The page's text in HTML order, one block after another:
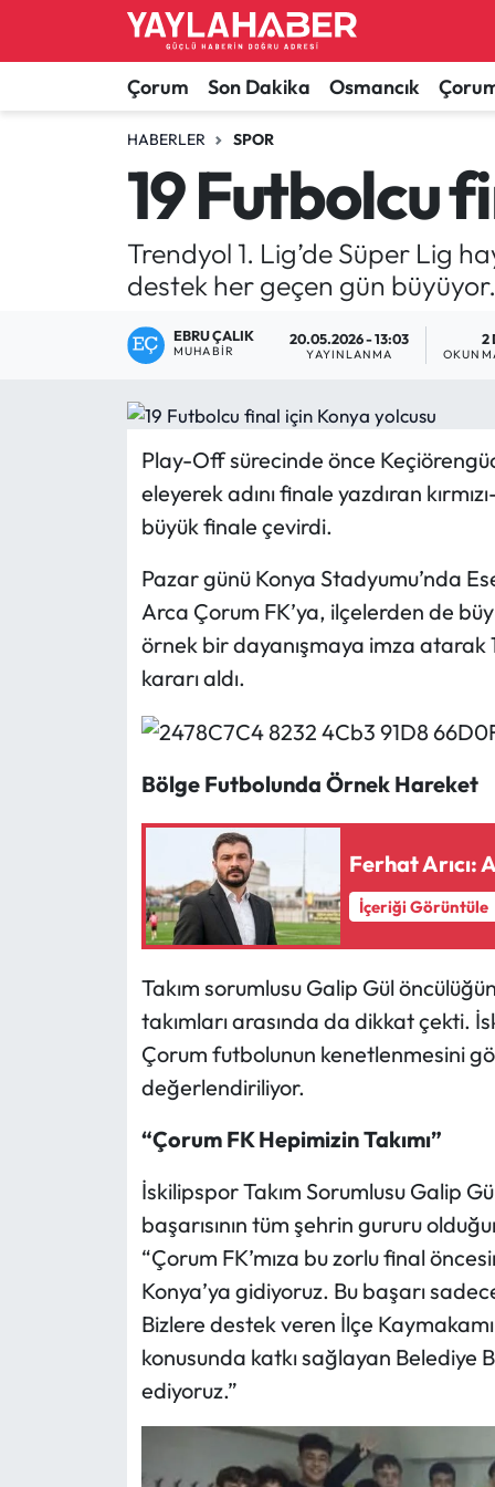
Çorum Son Dakika Osmancık
HABERLER SPOR
19 Futbolcu
Trendyol 1. Lig’de Süper Lig
destek her geçen gün büyüyor.
EBRU ÇALIK
MUHABIR
20.05.2026 - 13:03
YAYINLANMA
2
Play-Off sürecinde önce
eleyerek adını finale yazdıran
büyük finale çevirdi.
Pazar günü Konya Stadyumu’nda
Arca Çorum FK’ya, ilçelerden de
örnek bir dayanışmaya imza atarak
kararı aldı.
Bölge Futbolunda Örnek Hareket
Ferhat Arıcı:
İçeriği Görüntüle
Takım sorumlusu Galip Gül
takımları arasında da dikkat çekti.
Çorum futbolunun kenetlenmesini
değerlendiriliyor.
“Çorum FK Hepimizin Takımı”
İskilipspor Takım Sorumlusu Galip
başarısının tüm şehrin gururu
“Çorum FK’mıza bu zorlu final
Konya’ya gidiyoruz. Bu başarı
Bizlere destek veren İlçe
konusunda katkı sağlayan Belediye
ediyoruz.”
Alaca Haberleri
Bayat Haberleri
Bilgi - Keşfet Haberleri
Bilim ve Teknoloji
Çorum Haberleri
Çorum Son Dakika Haberleri
Dodurga Haberleri
Laçin Haberleri
Mecitözü Haberleri
Oğuzlar Haberleri
Ortaköy Haberleri
Osmancık Haberleri
Resmi İlan
Resmi Reklam
Çorum Nöbetçi Eczaneler
Çorum Hava Durumu
Çorum Namaz Vakitleri
Çorum Trafik Yoğunluk Haritası
TFF 1.Lig Puan Durumu ve Fikstür
Tüm Manşetler
Son Dakika Haberleri